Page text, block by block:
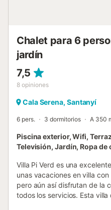
Chalet para 6
jardín
7,5
8 opiniones
Cala Serena, Santanyí
6 pers. 3 dormitorios A 350
Piscina exterior, Wifi,
Televisión, Jardín, Ropa de
Villa Pi Verd es una
unas vacaciones en villa
pero aún así disfrutan de la
todos los servicios. Esta villa